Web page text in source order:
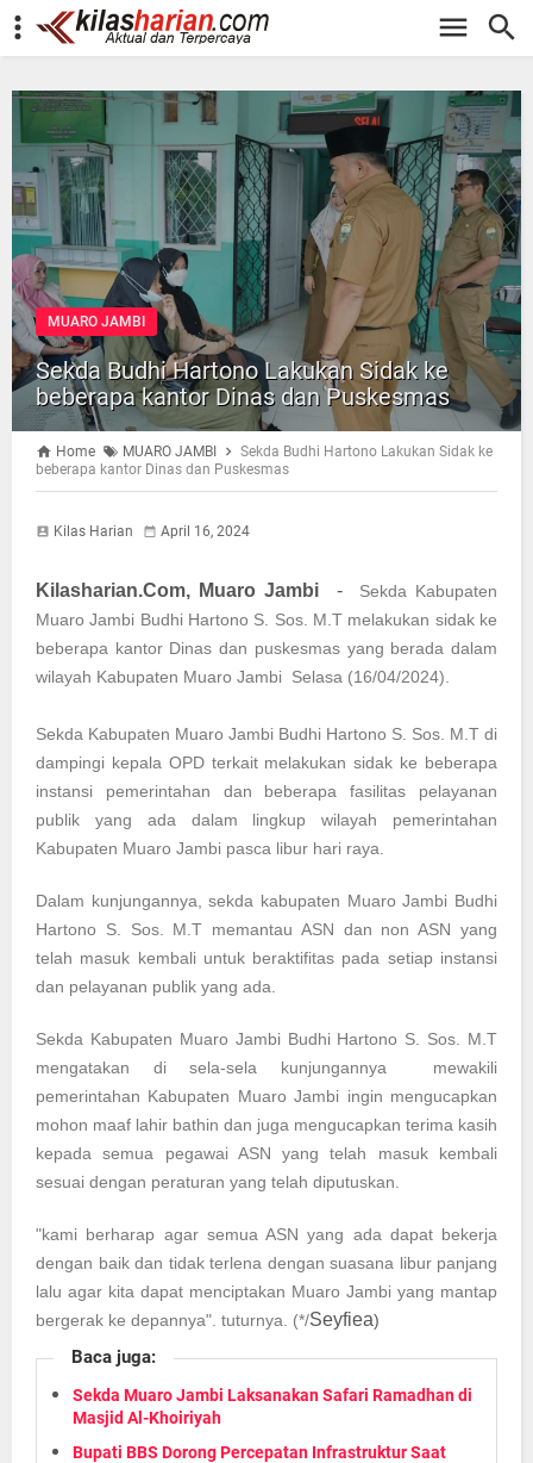
-->
MUARO JAMBI
Sekda Budhi Hartono Lakukan Sidak ke
beberapa kantor Dinas dan Puskesmas
Home MUARO JAMBI
Sekda Budhi Hartono Lakukan Sidak ke
beberapa kantor Dinas dan Puskesmas
Kilas Harian April 16, 2024
Kilasharian.Com, Muaro Jambi -
Sekda Kabupaten
Muaro Jambi Budhi Hartono S. Sos. M.T melakukan sidak ke
beberapa kantor Dinas dan puskesmas yang berada dalam
wilayah Kabupaten Muaro Jambi Selasa (16/04/2024).
Sekda Kabupaten Muaro Jambi Budhi Hartono S. Sos. M.T di
dampingi kepala OPD terkait melakukan sidak ke beberapa
instansi pemerintahan dan beberapa fasilitas pelayanan
publik yang ada dalam lingkup wilayah pemerintahan
Kabupaten Muaro Jambi pasca libur hari raya.
Dalam kunjungannya, sekda kabupaten Muaro Jambi Budhi
Hartono S. Sos. M.T memantau ASN dan non ASN yang
telah masuk kembali untuk beraktifitas pada setiap instansi
dan pelayanan publik yang ada.
Sekda Kabupaten Muaro Jambi Budhi Hartono S. Sos. M.T
mengatakan di sela-sela kunjungannya mewakili
pemerintahan Kabupaten Muaro Jambi ingin mengucapkan
mohon maaf lahir bathin dan juga mengucapkan terima kasih
kepada semua pegawai ASN yang telah masuk kembali
sesuai dengan peraturan yang telah diputuskan.
"kami berharap agar semua ASN yang ada dapat bekerja
dengan baik dan tidak terlena dengan suasana libur panjang
lalu agar kita dapat menciptakan Muaro Jambi yang mantap
bergerak ke depannya". tuturnya. (*/Seyfiea)
Baca juga:
Sekda Muaro Jambi Laksanakan Safari Ramadhan di
Masjid Al-Khoiriyah
Bupati BBS Dorong Percepatan Infrastruktur Saat